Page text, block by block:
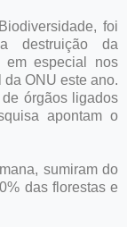
foi
destruição da
em especial nos
ONU este ano.
órgãos ligados
apontam o
sumiram do
das florestas e